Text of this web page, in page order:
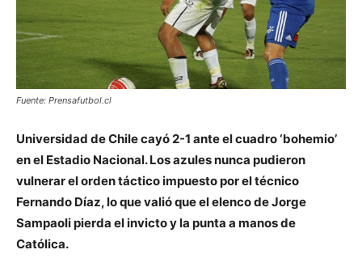
Fuente: Prensafutbol.cl
Universidad de Chile cayó 2-1 ante el cuadro ‘bohemio’
en el Estadio Nacional. Los azules nunca pudieron
vulnerar el orden táctico impuesto por el técnico
Fernando Díaz, lo que valió que el elenco de Jorge
Sampaoli pierda el invicto y la punta a manos de
Católica.